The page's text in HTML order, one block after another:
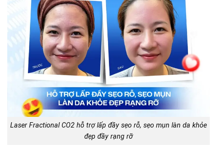
Laser Fractional CO2 hỗ trợ lấp đầy sẹo rỗ, sẹo mụn làn da khỏe
đẹp đầy rạng rỡ